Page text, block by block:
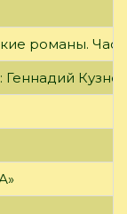
романы.